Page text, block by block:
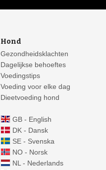
Hond
Gezondheidsklachten
Dagelijkse behoeftes
Voedingstips
Voeding voor elke dag
Dieetvoeding hond
GB - English
DK - Dansk
SE - Svenska
NO - Norsk
NL - Nederlands